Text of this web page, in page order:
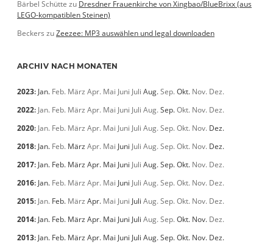
Bärbel Schütte zu Dresdner Frauenkirche von Xingbao/BlueBrixx (aus
LEGO-kompatiblen Steinen)
Beckers zuZeezee: MP3 auswählen und legal downloaden
ARCHIV NACH MONATEN
2023: Jan. Feb. März Apr. Mai Juni Juli Aug.Sep.Okt. Nov. Dez.
2022: Jan. Feb. März Apr. Mai Juni Juli Aug.Sep.Okt. Nov. Dez.
2020: Jan. Feb. März Apr. Mai Juni Juli Aug.Sep.Okt. Nov. Dez.
2018: Jan. Feb. März Apr. Mai Juni Juli Aug.Sep.Okt. Nov. Dez.
2017: Jan. Feb. März Apr. Mai Juni Juli Aug.Sep.Okt. Nov. Dez.
2016: Jan. Feb. März Apr. Mai Juni Juli Aug.Sep.Okt. Nov. Dez.
2015: Jan. Feb. März Apr. Mai Juni Juli Aug.Sep.Okt. Nov. Dez.
2014: Jan. Feb. März Apr. Mai Juni Juli Aug.Sep.Okt. Nov. Dez.
2013: Jan. Feb. März Apr. Mai Juni Juli Aug.Sep.Okt. Nov. Dez.